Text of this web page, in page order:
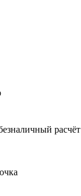
расчёт